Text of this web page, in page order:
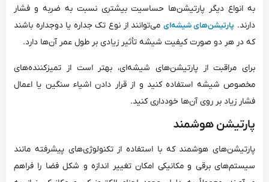
به انواع دیگر پارتیشن‌ها حساسیت بیشتری نسبت به ضربه و فشار
دارند. پارتیشن‌های شیشه‌ای می‌توانند از نوع تک جداره یا دوجداره باشند
که در هر دو صورت کیفیت شیشه تأثیر زیادی بر طول عمر آن‌ها دارد.
برای مراقبت از پارتیشن‌های شیشه‌ای، بهتر است از تمیزکننده‌های
مخصوص شیشه استفاده کنید و از قرار دادن اشیاء سنگین یا اعمال
فشار زیاد بر روی آن‌ها خودداری کنید.
پارتیشن هوشمند
پارتیشن‌های هوشمند که با استفاده از تکنولوژی‌های پیشرفته مانند
سیستم‌های برقی و مکانیکی امکان تغییر اندازه و شکل فضا را فراهم